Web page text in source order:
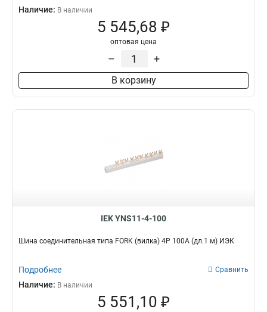
Наличие: В наличии
5 545,68 ₽
оптовая цена
– +
В корзину
IEK YNS11-4-100
Шина соединительная типа FORK (вилка) 4Р 100А (дл.1 м) ИЭК
Подробнее Сравнить
Наличие: В наличии
5 551,10 ₽